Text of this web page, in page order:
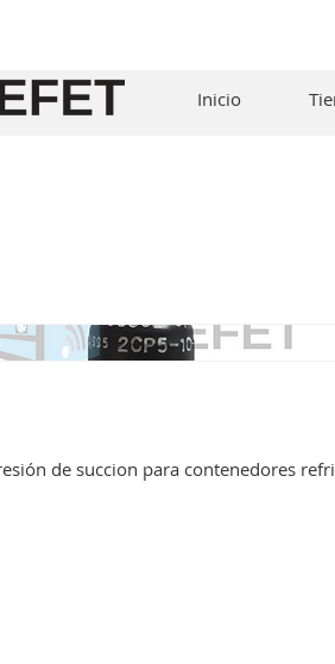
Inicio
de succion para contenedores